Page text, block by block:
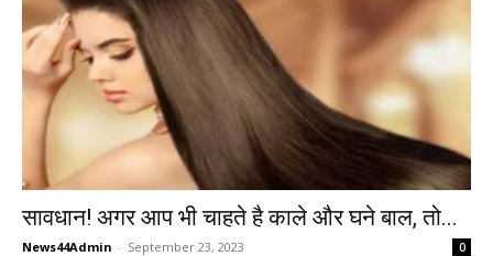
सावधान! अगर आप भी चाहते है काले और घने बाल, तो...
News44Admin - September 23, 2023 0